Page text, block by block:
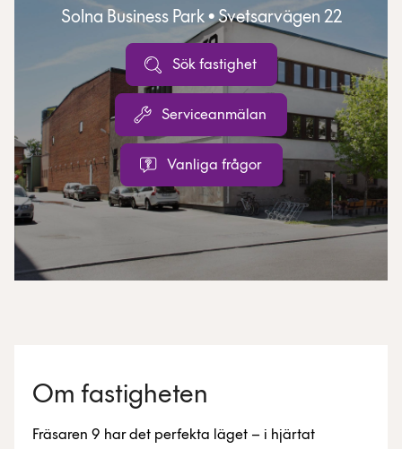
Solna Business Park • Svetsarvägen 22
Sök fastighet
Serviceanmälan
Vanliga frågor
Om fastigheten
Fräsaren 9 har det perfekta läget – i hjärtat